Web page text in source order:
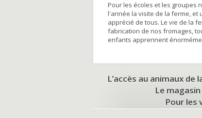
Pour les écoles et les groupes
l'année la visite de la ferme, et
apprécié de tous. Le vie de la
fabrication de nos fromages,
enfants apprennent
L’accès au animaux de
Le
Pour les